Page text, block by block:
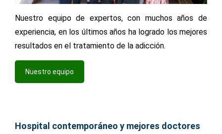
Nuestro equipo de expertos, con muchos años de
experiencia, en los últimos años ha logrado los mejores
resultados en el tratamiento de la adicción.
Nuestro equipo
Hospital contemporáneo y mejores doctores